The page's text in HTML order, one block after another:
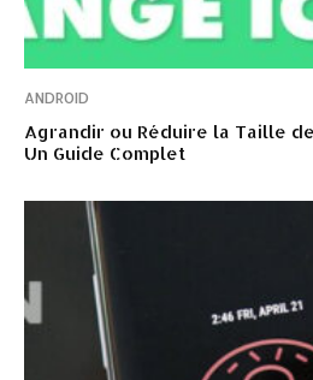
ANDROID
Agrandir ou Réduire la Taille
Un Guide Complet